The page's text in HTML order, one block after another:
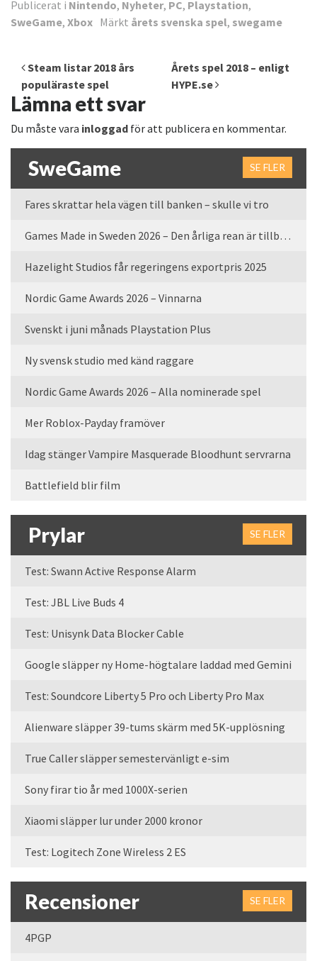
Publicerat i Nintendo, Nyheter, PC, Playstation,
SweGame, Xbox Märkt årets svenska spel, swegame
Inläggsnavigering
Steam listar 2018 års
populäraste spel
Årets spel 2018 – enligt
HYPE.se
Lämna ett svar
Du måste vara inloggad för att publicera en kommentar.
SweGame SE FLER
Fares skrattar hela vägen till banken – skulle vi tro
Games Made in Sweden 2026 – Den årliga rean är tillbaka
Hazelight Studios får regeringens exportpris 2025
Nordic Game Awards 2026 – Vinnarna
Svenskt i juni månads Playstation Plus
Ny svensk studio med känd raggare
Nordic Game Awards 2026 – Alla nominerade spel
Mer Roblox-Payday framöver
Idag stänger Vampire Masquerade Bloodhunt servrarna
Battlefield blir film
Prylar SE FLER
Test: Swann Active Response Alarm
Test: JBL Live Buds 4
Test: Unisynk Data Blocker Cable
Google släpper ny Home-högtalare laddad med Gemini
Test: Soundcore Liberty 5 Pro och Liberty Pro Max
Alienware släpper 39-tums skärm med 5K-upplösning
True Caller släpper semestervänligt e-sim
Sony firar tio år med 1000X-serien
Xiaomi släpper lur under 2000 kronor
Test: Logitech Zone Wireless 2 ES
Recensioner SE FLER
4PGP